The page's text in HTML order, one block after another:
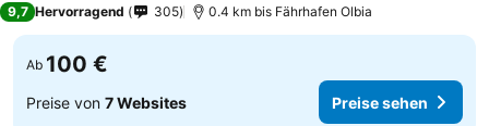
9,7 Hervorragend 305 0.4 km bis Fährhafen Olbia
Ab 100 €
Preise von 7 Websites Preise sehen